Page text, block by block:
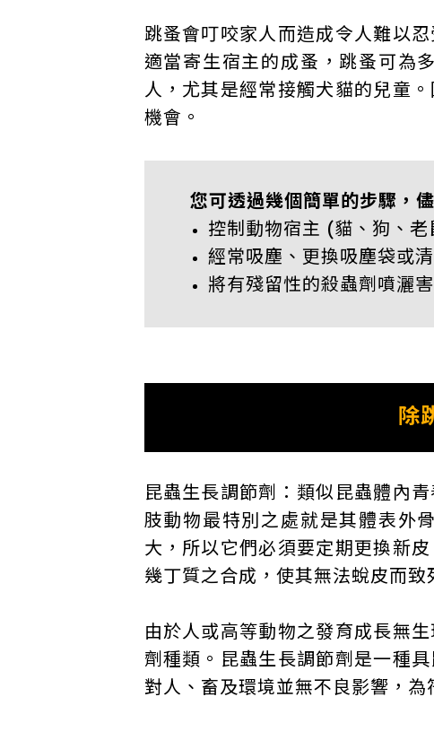
跳蚤會叮咬家人而造成令人難以
適當寄生宿主的成蚤，跳蚤可為
人，尤其是經常接觸犬貓的兒童
機會。
您可透過幾個簡單的步驟，
控制動物宿主 (貓、狗、老
經常吸塵、更換吸塵袋或
將有殘留性的殺蟲劑噴灑
除
昆蟲生長調節劑：類似昆蟲體內
肢動物最特別之處就是其體表外
大，所以它們必須要定期更換新
幾丁質之合成，使其無法蛻皮而致
由於人或高等動物之發育成長無
劑種類。昆蟲生長調節劑是一種
對人、畜及環境並無不良影響，為